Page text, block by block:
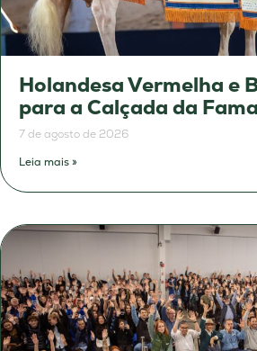
Holandesa Vermelha e
para a Calçada da Fama
7 de agosto de 2026
Leia mais »